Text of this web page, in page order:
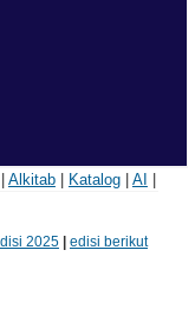
Alkitab| Katalog| AI
2025| edisi berikut